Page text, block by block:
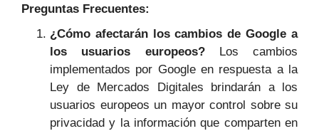
Preguntas Frecuentes:
¿Cómo afectarán los cambios de Google a
los usuarios europeos?Los cambios
implementados por Google en respuesta a la
Ley de Mercados Digitales brindarán a los
usuarios europeos un mayor control sobre su
privacidad y la información que comparten en